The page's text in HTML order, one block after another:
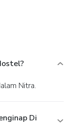
Nitra.
Di